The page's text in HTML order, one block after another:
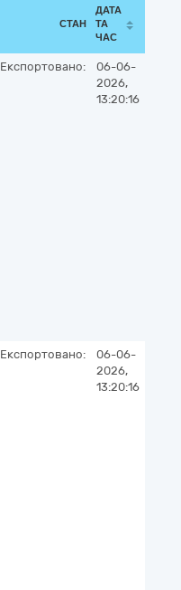
СТАН
ДАТА
ТА
ЧАС
Експортовано:
06-06-
2026,
13:20:16
Експортовано:
06-06-
2026,
13:20:16